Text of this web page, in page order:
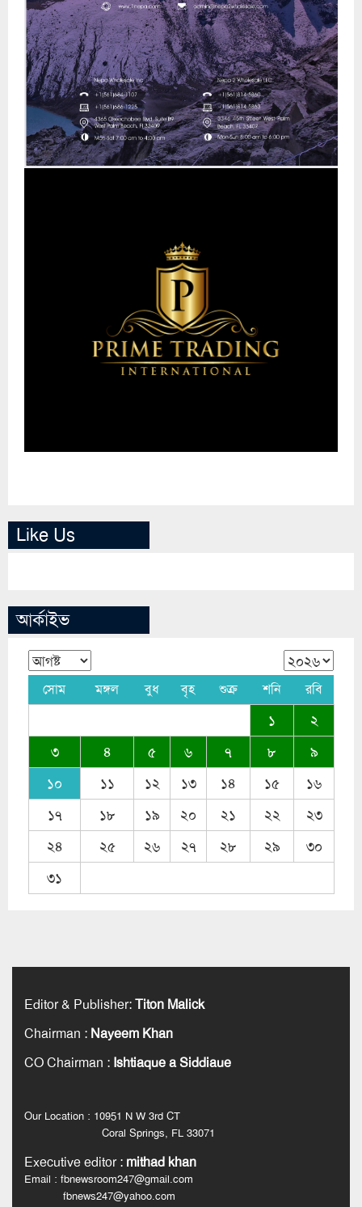
Like Us
আর্কাইভ
সোম মঙ্গল বুধ বৃহ শুক্র শনি রবি
১
২
৩
৪ ৫ ৬ ৭ ৮
৯
১০
১১ ১২ ১৩ ১৪ ১৫
১৬
১৭
১৮ ১৯ ২০ ২১ ২২
২৩
২৪
২৫ ২৬ ২৭ ২৮ ২৯
৩০
৩১
Editor & Publisher:Titon Malick
Chairman : Nayeem Khan
CO Chairman : Ishtiaque a Siddiaue
Our Location : 10951 N W 3rd CT
Coral Springs, FL 33071
Executive editor: mithad khan
Email : fbnewsroom247@gmail.com
fbnews247@yahoo.com